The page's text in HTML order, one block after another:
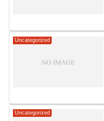
Uncategorized
Uncategorized